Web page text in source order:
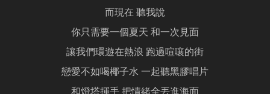
而現在 聽我說
你只需要一個夏天 和一次見面
讓我們環遊在熱浪 跑過喧嚷的街
戀愛不如喝椰子水 一起聽黑膠唱片